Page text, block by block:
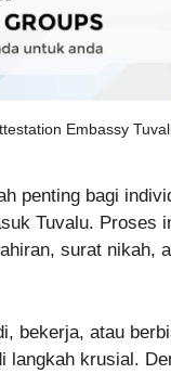
Embassy
penting bagi
Tuvalu. Proses
surat nikah,
bekerja, atau
langkah krusial.